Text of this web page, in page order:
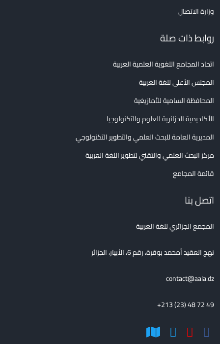
وزارة الاتصال
روابط ذات صلة
اتحاد المجامع اللغوية العلمية العربية
المجلس الأعلى للغة العربية
المحافظة السامية للأمازيغية
الأكاديمية الجزائرية للعلوم والتكنولوجيا
المديرية العامة للبحث العلمي والتطوير التكنولوجي
مركز البحث العلمي والتقني لتطوير اللغة العربية
قائمة المجامع
اتصل بنا
المجمع الجزائري للغة العربية
نهج العقيد أمحمد بوقرة، رقم 6، الأبيار، الجزائر
contact@aala.dz
+213 (23) 48 72 49